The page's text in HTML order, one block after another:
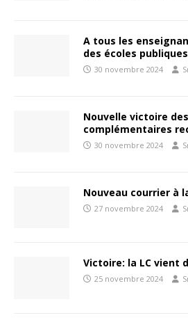
A tous les
des écoles publiques
30 novembre 2024
Nouvelle victoire
complémentaires
30 novembre 2024
Nouveau courrier à
27 novembre 2024
Victoire: la LC vient
25 novembre 2024